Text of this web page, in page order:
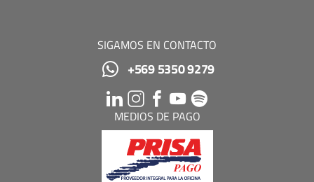
SIGAMOS EN CONTACTO
+569 5350 9279
MEDIOS DE PAGO